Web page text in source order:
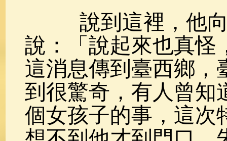
說到這裡，他向
說：「說起來也真怪
這消息傳到臺西鄉，
到很驚奇，有人曾知
個女孩子的事，這次